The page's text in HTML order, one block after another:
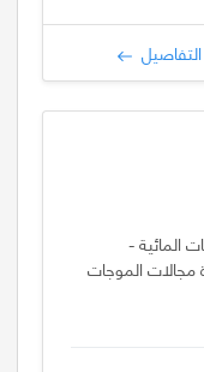
التفاصيل
المائية -
- الجزء 2: معايرة مجالات الموجات